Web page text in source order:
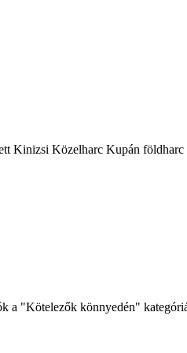
Kinizsi Közelharc Kupán
a "Kötelezők könnyedén"